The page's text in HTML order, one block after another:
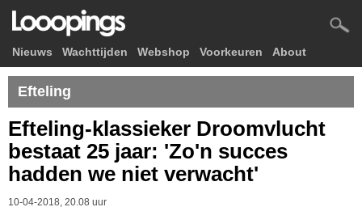
Nieuws Wachttijden Webshop Voorkeuren About
Efteling
Efteling-klassieker Droomvlucht
bestaat 25 jaar: 'Zo'n succes
hadden we niet verwacht'
10-04-2018, 20.08 uur